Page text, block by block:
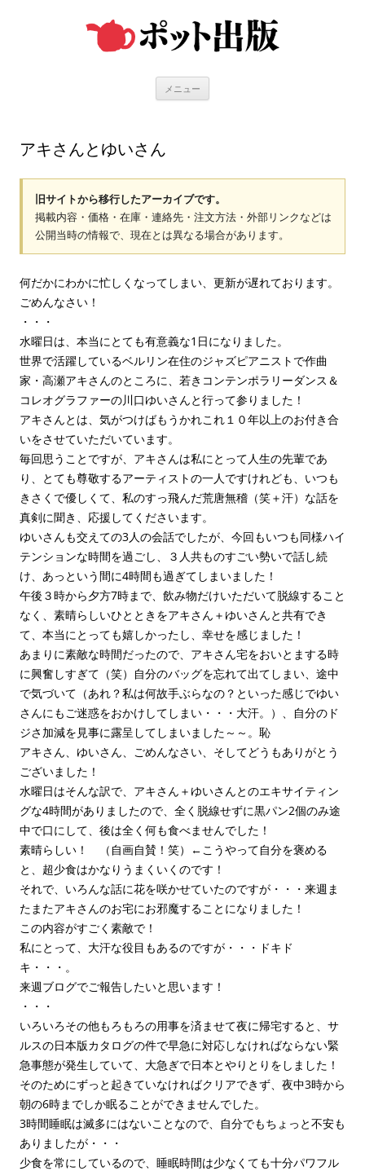
メニュー
アキさんとゆいさん
旧サイトから移行したアーカイブです。
掲載内容・価格・在庫・連絡先・注文方法・外部リンクなどは
公開当時の情報で、現在とは異なる場合があります。
何だかにわかに忙しくなってしまい、更新が遅れております。
ごめんなさい！
・・・
水曜日は、本当にとても有意義な1日になりました。
世界で活躍しているベルリン在住のジャズピアニストで作曲
家・高瀬アキさんのところに、若きコンテンポラリーダンス＆
コレオグラファーの川口ゆいさんと行って参りました！
アキさんとは、気がつけばもうかれこれ１０年以上のお付き合
いをさせていただいています。
毎回思うことですが、アキさんは私にとって人生の先輩であ
り、とても尊敬するアーティストの一人ですけれども、いつも
きさくで優しくて、私のすっ飛んだ荒唐無稽（笑＋汗）な話を
真剣に聞き、応援してくださいます。
ゆいさんも交えての3人の会話でしたが、今回もいつも同様ハイ
テンションな時間を過ごし、３人共ものすごい勢いで話し続
け、あっという間に4時間も過ぎてしまいました！
午後３時から夕方7時まで、飲み物だけいただいて脱線すること
なく、素晴らしいひとときをアキさん＋ゆいさんと共有でき
て、本当にとっても嬉しかったし、幸せを感じました！
あまりに素敵な時間だったので、アキさん宅をおいとまする時
に興奮しすぎて（笑）自分のバッグを忘れて出てしまい、途中
で気づいて（あれ？私は何故手ぶらなの？といった感じでゆい
さんにもご迷惑をおかけしてしまい・・・大汗。）、自分のド
ジさ加減を見事に露呈してしまいました～～。恥
アキさん、ゆいさん、ごめんなさい、そしてどうもありがとう
ございました！
水曜日はそんな訳で、アキさん＋ゆいさんとのエキサイティン
グな4時間がありましたので、全く脱線せずに黒パン2個のみ途
中で口にして、後は全く何も食べませんでした！
素晴らしい！ （自画自賛！笑）←こうやって自分を褒める
と、超少食はかなりうまくいくのです！
それで、いろんな話に花を咲かせていたのですが・・・来週ま
たまたアキさんのお宅にお邪魔することになりました！
この内容がすごく素敵で！
私にとって、大汗な役目もあるのですが・・・ドキド
キ・・・。
来週ブログでご報告したいと思います！
・・・
いろいろその他もろもろの用事を済ませて夜に帰宅すると、サ
ルスの日本版カタログの件で早急に対応しなければならない緊
急事態が発生していて、大急ぎで日本とやりとりをしました！
そのためにずっと起きていなければクリアできず、夜中3時から
朝の6時までしか眠ることができませんでした。
3時間睡眠は滅多にはないことなので、自分でもちょっと不安も
ありましたが・・・
少食を常にしているので、睡眠時間は少なくても十分パワフル